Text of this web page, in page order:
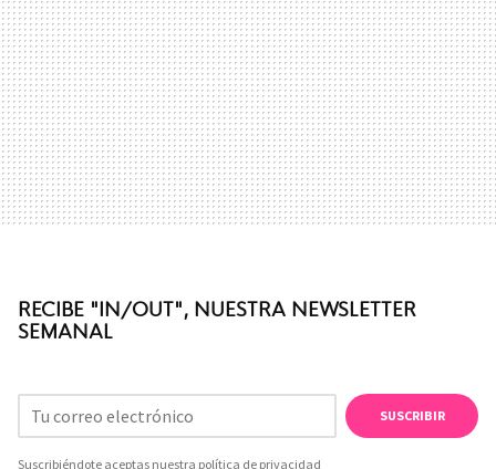
RECIBE "IN/OUT", NUESTRA NEWSLETTER
SEMANAL
SUSCRIBIR
Suscribiéndote aceptas nuestra política de privacidad